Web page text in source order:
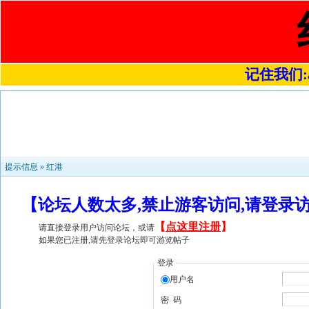
记住我们
提示信息 » 红港
【论坛人数太多,禁止游客访问,请登
请直接登录用户访问论坛，或请 【 点这里注册】
如果您已注册,请先登录论坛即可游览帖子
登录
用户名
密 码